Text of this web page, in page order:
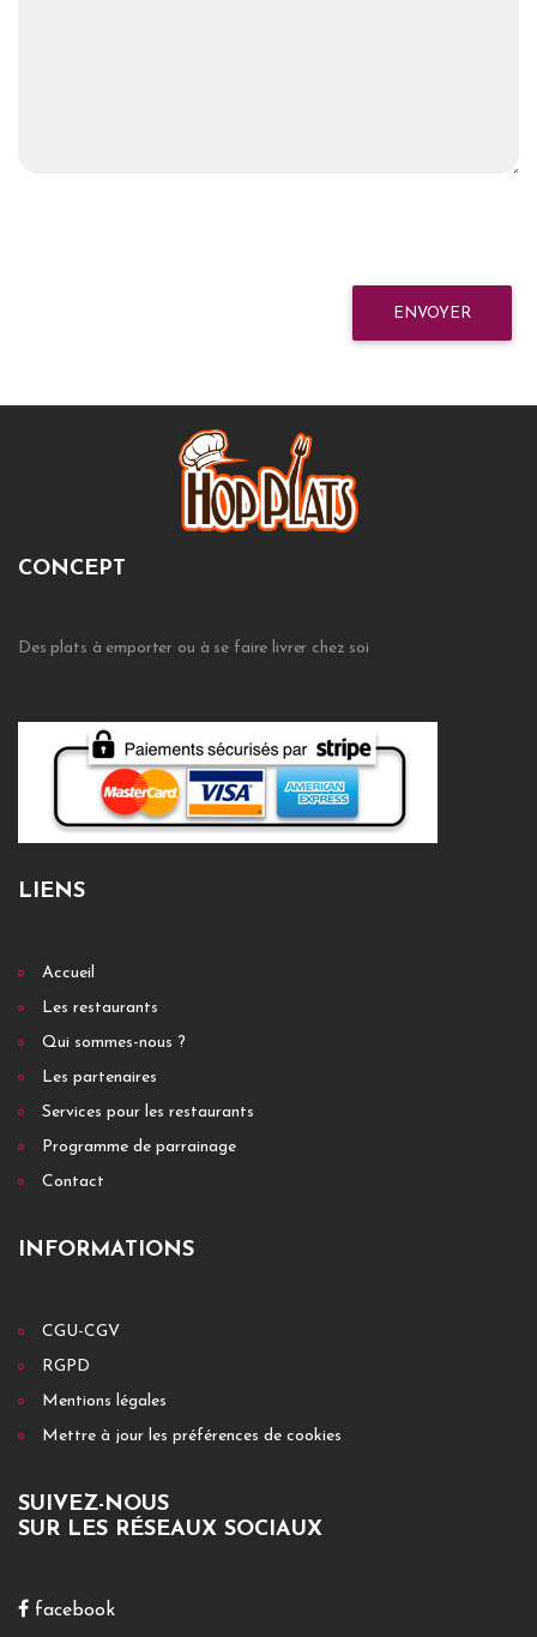
ENVOYER
CONCEPT
Des plats à emporter ou à se faire livrer chez soi
LIENS
Accueil
Les restaurants
Qui sommes-nous ?
Les partenaires
Services pour les restaurants
Programme de parrainage
Contact
INFORMATIONS
CGU-CGV
RGPD
Mentions légales
Mettre à jour les préférences de cookies
SUIVEZ-NOUS
SUR LES RÉSEAUX SOCIAUX
facebook